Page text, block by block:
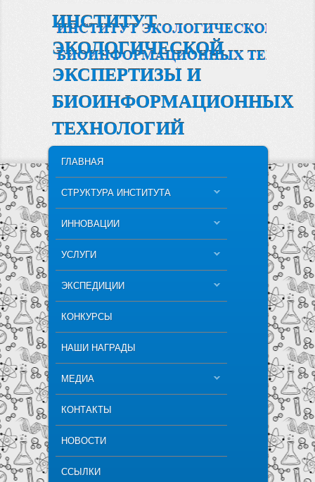
ИНСТИТУТ
ЭКОЛОГИЧЕСКОЙ
ЭКСПЕРТИЗЫ И
БИОИНФОРМАЦИОННЫХ
ТЕХНОЛОГИЙ
SKIP TO PRIMARY CONTENT
SKIP TO SECONDARY CONTENT
ГЛАВНАЯ
СТРУКТУРА ИНСТИТУТА
ИННОВАЦИИ
УСЛУГИ
ЭКСПЕДИЦИИ
КОНКУРСЫ
НАШИ НАГРАДЫ
МЕДИА
КОНТАКТЫ
НОВОСТИ
ССЫЛКИ